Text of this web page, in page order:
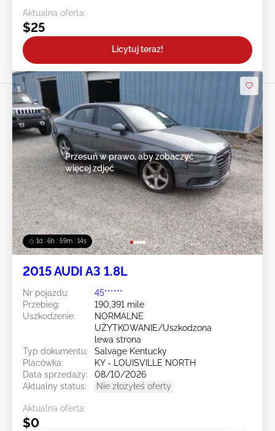
Aktualna oferta:
$25
Licytuj teraz!
1d : 6h : 59m : 11s
Przesuń w prawo, aby zobaczyć
więcej zdjęć
2015 AUDI A3 1.8L
Nr pojazdu:
45******
Przebieg:
190,391 mile
Uszkodzenie:
NORMALNE
UŻYTKOWANIE/Uszkodzona
lewa strona
Typ dokumentu:
Salvage Kentucky
Placówka:
KY - LOUISVILLE NORTH
Data sprzedaży:
08/10/2026
Aktualny status:
Nie złożyłeś oferty
Aktualna oferta:
$0